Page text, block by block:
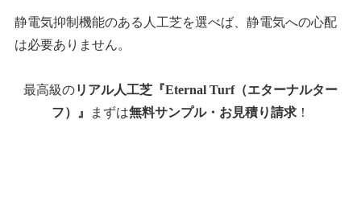
静電気抑制機能のある人工芝を選べば、静電気への心配
は必要ありません。
最高級のリアル人工芝『Eternal Turf（エターナルター
フ）』
まずは無料サンプル・お見積り請求 ！